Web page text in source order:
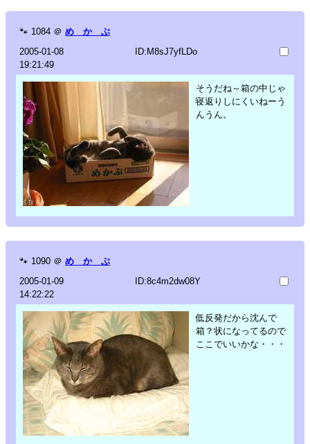
🐾 1084 ＠ め か ぶ
2005-01-08
19:21:49
ID:M8sJ7yfLDo
そうだね～箱の中じゃ
寝返りしにくいねーう
んうん。
🐾 1090 ＠ め か ぶ
2005-01-09
14:22:22
ID:8c4m2dw08Y
低反発だから沈んで
箱？状になってるので
ここでいいかな・・・